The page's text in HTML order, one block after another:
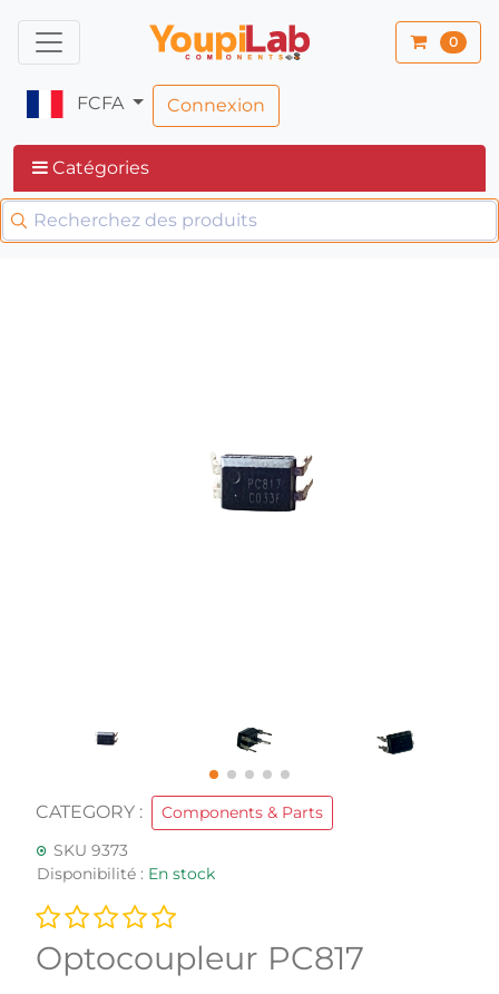
0
FCFA Connexion
Catégories
CATEGORY :
Components & Parts
SKU 9373
Disponibilité : En stock
Optocoupleur PC817